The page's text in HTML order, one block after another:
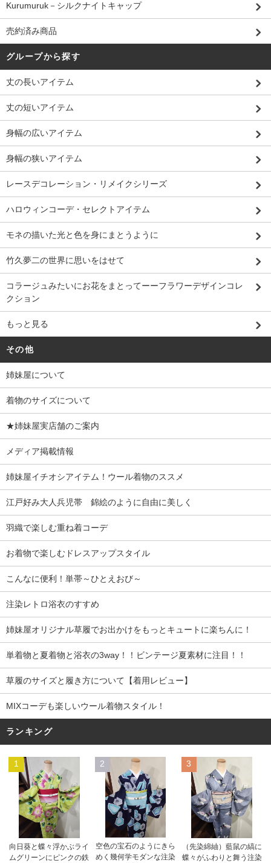
Kurumuruk－シルクナイトキャップ
売約済み商品
グループから探す
丈の長いアイテム
丈の短いアイテム
身幅の広いアイテム
身幅の狭いアイテム
レースデコレーション・リメイクシリーズ
ハロウィンコーデ・セレクトアイテム
モネの描いた光と色を身にまとうように
竹久夢二の世界に思いをはせて
コラージュみたいにお花をまとってーーフラワーデザインコレ
クション
もっと見る
その他
姉妹屋について
着物のサイズについて
★姉妹屋実店舗のご案内
メディア掲載情報
姉妹屋イチオシアイテム！ウール着物のススメ
江戸好み大人兵児帯 錦絵のように自由に美しく
羽織で楽しむ重ね着コーデ
お着物で楽しむドレスアップスタイル
こんなに便利！単帯～ひとえおび～
注染レトロ浴衣のすすめ
姉妹屋オリジナル草履でお出かけをもっとキュートに楽ちんに！
単着物と夏着物と浴衣の3way！！ビンテージ夏素材に注目！！
草履のサイズと履き方について【着用レビュー】
MIXコーデも楽しいウール着物スタイル！
ランキング
1
向日葵と蝶々浮かぶライ
ムグリーンにピンクの鉄
2
空色の宝石のようにきら
めく幾何学モダンな注染
3
（先染綿紬）藍鼠の縞に
蝶々がふわりと舞う注染